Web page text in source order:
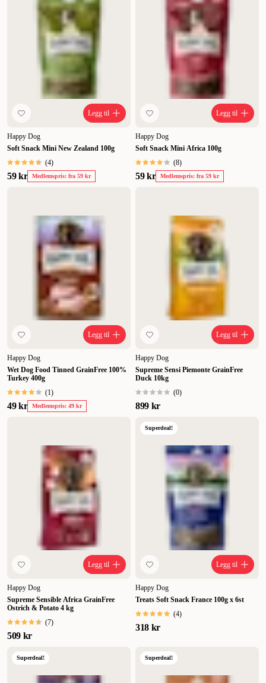
Legg til
Happy Dog
Soft Snack Mini New Zealand 100g
(4)
59 kr Medlemspris: fra 59 kr
Legg til
Happy Dog
Soft Snack Mini Africa 100g
(8)
59 kr Medlemspris: fra 59 kr
Legg til
Happy Dog
Wet Dog Food Tinned GrainFree 100%
Turkey 400g
(1)
49 kr Medlemspris: 49 kr
Legg til
Happy Dog
Supreme Sensi Piemonte GrainFree
Duck 10kg
(0)
899 kr
Legg til
Happy Dog
Supreme Sensible Africa GrainFree
Ostrich & Potato 4 kg
(7)
509 kr
Superdeal!
Legg til
Happy Dog
Treats Soft Snack France 100g x 6st
(4)
318 kr
Superdeal! Superdeal!